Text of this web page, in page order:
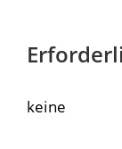
keine